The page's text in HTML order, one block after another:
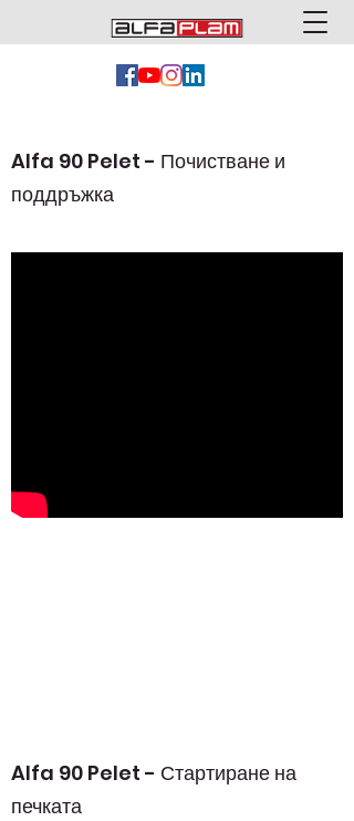
Alfa 90 Pelet - Почистване и
поддръжка
Alfa 90 Pelet - Стартиране на
печката